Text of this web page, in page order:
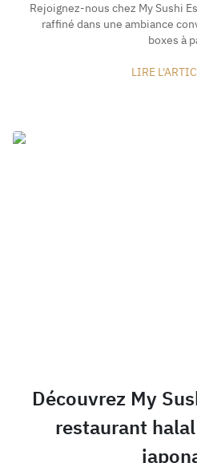
Rejoignez-nous chez My Sushi
raffiné dans une ambiance
boxes à
LIRE
Découvrez My
restaurant